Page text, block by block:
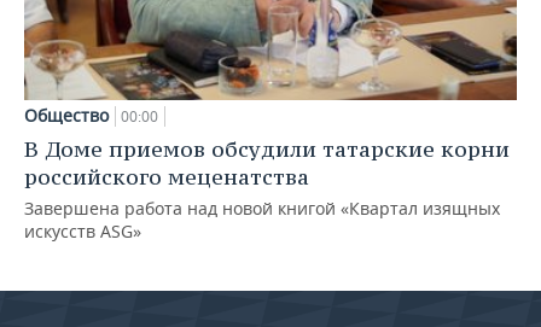
Общество 00:00
В Доме приемов обсудили татарские корни
российского меценатства
Завершена работа над новой книгой «Квартал изящных
искусств ASG»